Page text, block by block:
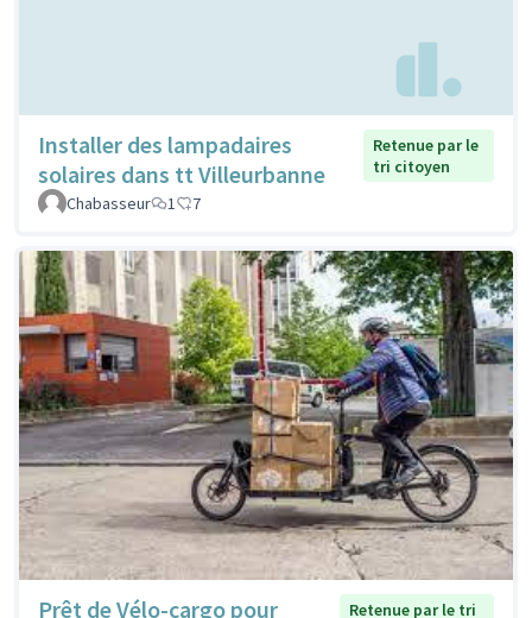
Installer des lampadaires
solaires dans tt Villeurbanne
Retenue par le
tri citoyen
Chabasseur
1 7
Prêt de Vélo-cargo pour
Retenue par le tri